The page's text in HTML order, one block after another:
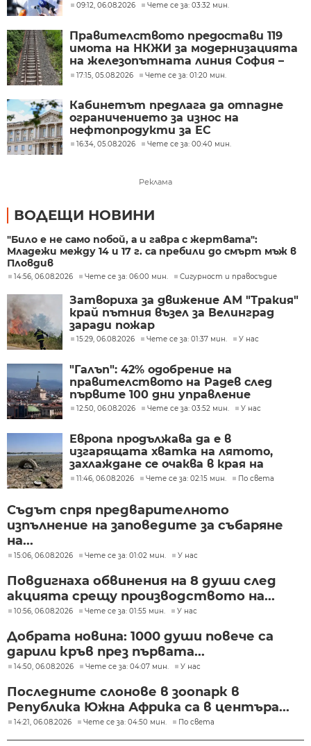
09:12, 06.08.2026 Чете се за: 03:32 мин.
Правителството предостави 119
имота на НКЖИ за модернизацията
на железопътната линия София –
Пловдив
17:15, 05.08.2026 Чете се за: 01:20 мин.
Кабинетът предлага да отпадне
ограничението за износ на
нефтопродукти за ЕС
16:34, 05.08.2026 Чете се за: 00:40 мин.
Реклама
ВОДЕЩИ НОВИНИ
"Било е не само побой, а и гавра с жертвата":
Младежи между 14 и 17 г. са пребили до смърт мъж в
Пловдив
14:56, 06.08.2026 Чете се за: 06:00 мин. Сигурност и правосъдие
Затвориха за движение АМ "Тракия"
край пътния възел за Велинград
заради пожар
15:29, 06.08.2026 Чете се за: 01:37 мин. У нас
"Галъп": 42% одобрение на
правителството на Радев след
първите 100 дни управление
12:50, 06.08.2026 Чете се за: 03:52 мин. У нас
Европа продължава да е в
изгарящата хватка на лятото,
захлаждане се очаква в края на
седмицата
11:46, 06.08.2026 Чете се за: 02:15 мин. По света
Съдът спря предварителното
изпълнение на заповедите за събаряне
на...
15:06, 06.08.2026 Чете се за: 01:02 мин. У нас
Повдигнаха обвинения на 8 души след
акцията срещу производството на...
10:56, 06.08.2026 Чете се за: 01:55 мин. У нас
Добрата новина: 1000 души повече са
дарили кръв през първата...
14:50, 06.08.2026 Чете се за: 04:07 мин. У нас
Последните слонове в зоопарк в
Република Южна Африка са в центъра...
14:21, 06.08.2026 Чете се за: 04:50 мин. По света